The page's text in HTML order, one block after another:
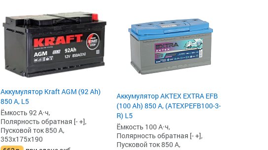
Аккумулятор Kraft AGM (92 Ah)
850 А, L5
Ёмкость 92 А·ч,
Полярность обратная [- +],
Пусковой ток 850 А,
353x175x190
Аккумулятор AKTEX EXTRA EFB
(100 Ah) 850 А, (ATEXPEFB100-3-
R) L5
Ёмкость 100 А·ч,
Полярность обратная [- +],
Пусковой ток 850 А,